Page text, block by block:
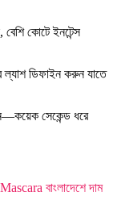
কোটে ইনটেন্স
ল্যাশ ডিফাইন করুন যাতে
সেকেন্ড ধরে
বাংলাদেশে দাম